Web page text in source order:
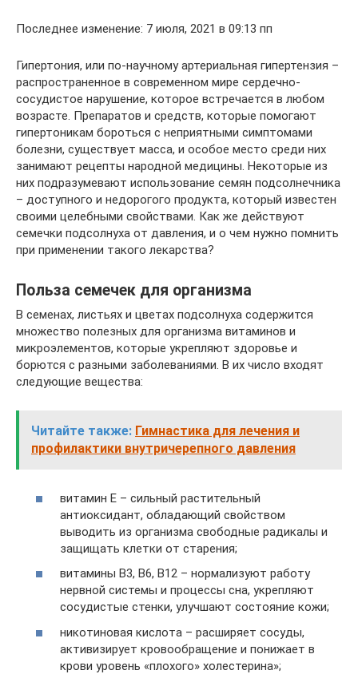
Последнее изменение: 7 июля, 2021 в 09:13 пп
Гипертония, или по-научному артериальная гипертензия –
распространенное в современном мире сердечно-
сосудистое нарушение, которое встречается в любом
возрасте. Препаратов и средств, которые помогают
гипертоникам бороться с неприятными симптомами
болезни, существует масса, и особое место среди них
занимают рецепты народной медицины. Некоторые из
них подразумевают использование семян подсолнечника
– доступного и недорогого продукта, который известен
своими целебными свойствами. Как же действуют
семечки подсолнуха от давления, и о чем нужно помнить
при применении такого лекарства?
Польза семечек для организма
В семенах, листьях и цветах подсолнуха содержится
множество полезных для организма витаминов и
микроэлементов, которые укрепляют здоровье и
борются с разными заболеваниями. В их число входят
следующие вещества:
Читайте также: Гимнастика для лечения и
профилактики внутричерепного давления
витамин Е – сильный растительный
антиоксидант, обладающий свойством
выводить из организма свободные радикалы и
защищать клетки от старения;
витамины В3, В6, В12 – нормализуют работу
нервной системы и процессы сна, укрепляют
сосудистые стенки, улучшают состояние кожи;
никотиновая кислота – расширяет сосуды,
активизирует кровообращение и понижает в
крови уровень «плохого» холестерина»;